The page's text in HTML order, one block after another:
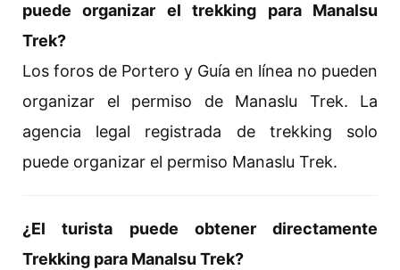
puede organizar el trekking para Manalsu
Trek?
Los foros de Portero y Guía en línea no pueden
organizar el permiso de Manaslu Trek. La
agencia legal registrada de trekking solo
puede organizar el permiso Manaslu Trek.
¿El turista puede obtener directamente
Trekking para Manalsu Trek?